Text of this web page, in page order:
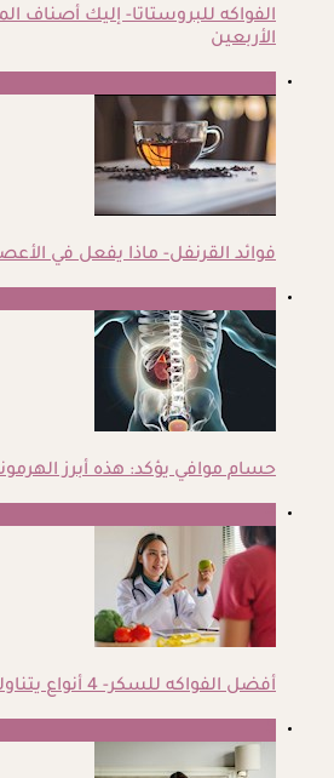
الفواكه للبروستاتا- إليك أصناف
الأربعين
فوائد القرنفل- ماذا يفعل في
حسام موافي يؤكد: هذه أبرز
أفضل الفواكه للسكر- 4 أنواع يتناولها أطباء الغدد الصماء